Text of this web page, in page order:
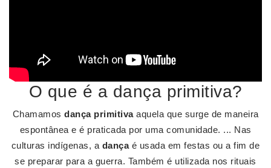
O que é a dança primitiva?
Chamamos dança primitivaaquela que surge de maneira
espontânea e é praticada por uma comunidade. ... Nas
culturas indígenas, a dançaé usada em festas ou a fim de
se preparar para a guerra. Também é utilizada nos rituais